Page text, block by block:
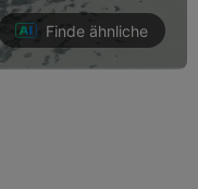
Finde ähnliche